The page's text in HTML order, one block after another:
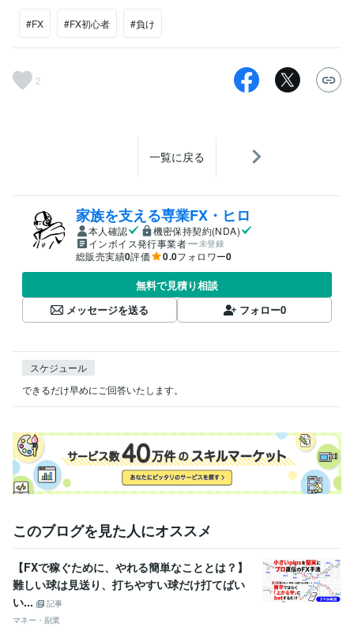
#FX #FX初心者 #負け
2
一覧に戻る
家族を支える専業FX・ヒロ
本人確認
機密保持契約(NDA)
インボイス発行事業者
未登録
総販売実績0評価 0.0フォロワー0
無料で見積り相談
メッセージを送る
フォロー0
スケジュール
できるだけ早めにご回答いたします。
このブログを見た人にオススメ
【FXで稼ぐために、やれる簡単なこととは？】
難しい球は見送り、打ちやすい球だけ打てばい
い...
記事
マネー・副業